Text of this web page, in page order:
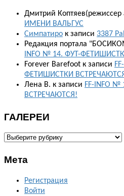
Дмитрий Коптяев(режиссер
ИМЕНИ ВАЛЬГУС
Симпатиро к записи 3387
Редакция портала
INFO № 14. ФУТ-
Forever Barefoot к записи
ФЕТИШИСТКИ
Лена В. к записи FF-INFO
ВСТРЕЧАЮТСЯ!
ГАЛЕРЕИ
ГАЛЕРЕИ
Мета
Регистрация
Войти